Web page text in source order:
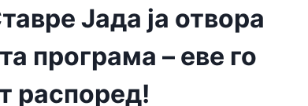
Јада ја отвора
програма – еве го
распоред!